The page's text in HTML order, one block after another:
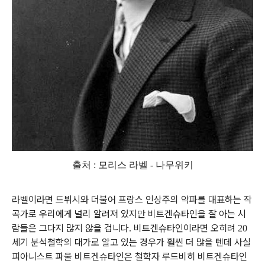
출처 : 모리스 라벨 - 나무위키
라벨이라면 드뷔시와 더불어 프랑스 인상주의 악파를 대표하는 작
곡가로 우리에게 널리 알려져 있지만 비트겐슈타인을 잘 아는 시
람들은 그다지 많지 않을 겁니다. 비트겐슈타인이라면 오히려 20
세기 분석철학의 대가로 알고 있는 경우가 훨씬 더 많을 텐데 사실
피아니스트 파울 비트겐슈타인은 철학자 루드비히 비트겐슈타인